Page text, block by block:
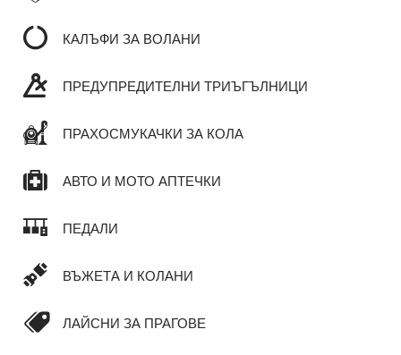
КАЛЪФИ ЗА ВОЛАНИ
ПРЕДУПРЕДИТЕЛНИ ТРИЪГЪЛНИЦИ
ПРАХОСМУКАЧКИ ЗА КОЛА
АВТО И МОТО АПТЕЧКИ
ПЕДАЛИ
ВЪЖЕТА И КОЛАНИ
ЛАЙСНИ ЗА ПРАГОВЕ